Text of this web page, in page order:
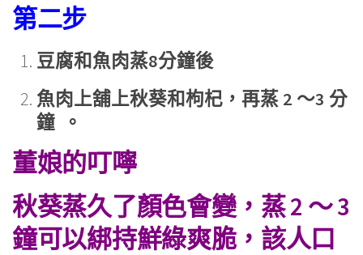
第二步
豆腐和魚肉蒸8分鐘後
魚肉上舖上秋葵和枸杞，再蒸 2 ～3 分
鐘 。
董娘的叮嚀
秋葵蒸久了顏色會變，蒸 2 ～ 3
鐘可以綁持鮮綠爽脆，該人口